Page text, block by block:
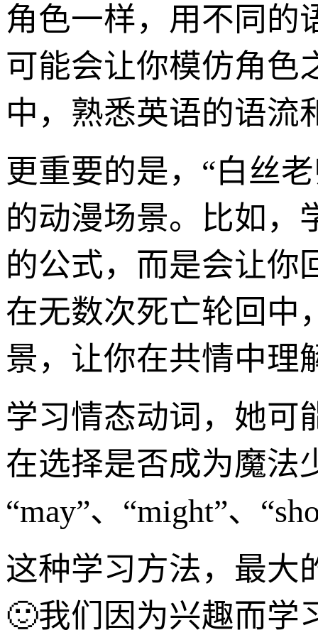
角色一样，用不同的
可能会让你模仿角色
中，熟悉英语的语流
更重要的是，“白丝
的动漫场景。比如，
的公式，而是会让你
在无数次死亡轮回中
景，让你在共情中理
学习情态动词，她可
在选择是否成为魔法
“may”、“might”、
这种学习方法，最大
🙂我们因为兴趣而学